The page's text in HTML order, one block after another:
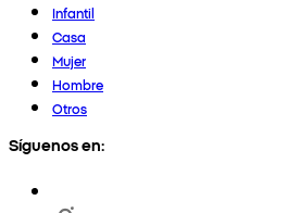
Infantil
Casa
Mujer
Hombre
Otros
Síguenos en: